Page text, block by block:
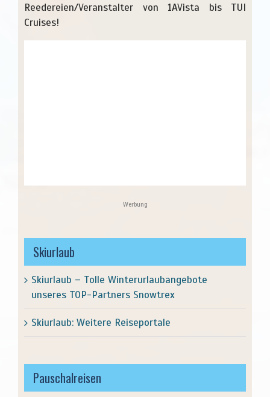
Reedereien/Veranstalter von 1AVista bis TUI
Cruises!
Werbung
Skiurlaub
Skiurlaub – Tolle Winterurlaubangebote
unseres TOP-Partners Snowtrex
Skiurlaub: Weitere Reiseportale
Pauschalreisen